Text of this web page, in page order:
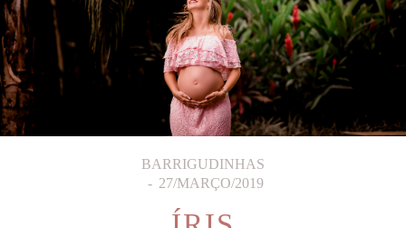
BARRIGUDINHAS
27/MARÇO/2019